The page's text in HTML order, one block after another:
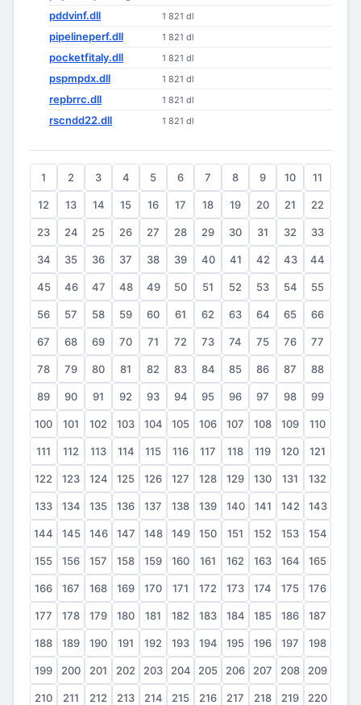
pddvinf.dll 1 821 dl
pipelineperf.dll 1 821 dl
pocketfitaly.dll 1 821 dl
pspmpdx.dll 1 821 dl
repbrrc.dll 1 821 dl
rscndd22.dll 1 821 dl
1 2 3 4 5 6 7 8 9 10 11
12 13 14 15 16 17 18 19 20 21 22
23 24 25 26 27 28 29 30 31 32 33
34 35 36 37 38 39 40 41 42 43 44
45 46 47 48 49 50 51 52 53 54 55
56 57 58 59 60 61 62 63 64 65 66
67 68 69 70 71 72 73 74 75 76 77
78 79 80 81 82 83 84 85 86 87 88
89 90 91 92 93 94 95 96 97 98 99
100 101 102 103 104 105 106 107 108 109 110
111 112 113 114 115 116 117 118 119 120 121
122 123 124 125 126 127 128 129 130 131 132
133 134 135 136 137 138 139 140 141 142 143
144 145 146 147 148 149 150 151 152 153 154
155 156 157 158 159 160 161 162 163 164 165
166 167 168 169 170 171 172 173 174 175 176
177 178 179 180 181 182 183 184 185 186 187
188 189 190 191 192 193 194 195 196 197 198
199 200 201 202 203 204 205 206 207 208 209
210 211 212 213 214 215 216 217 218 219 220